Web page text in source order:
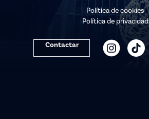
Política de cookies
Política de privacidad
Contactar